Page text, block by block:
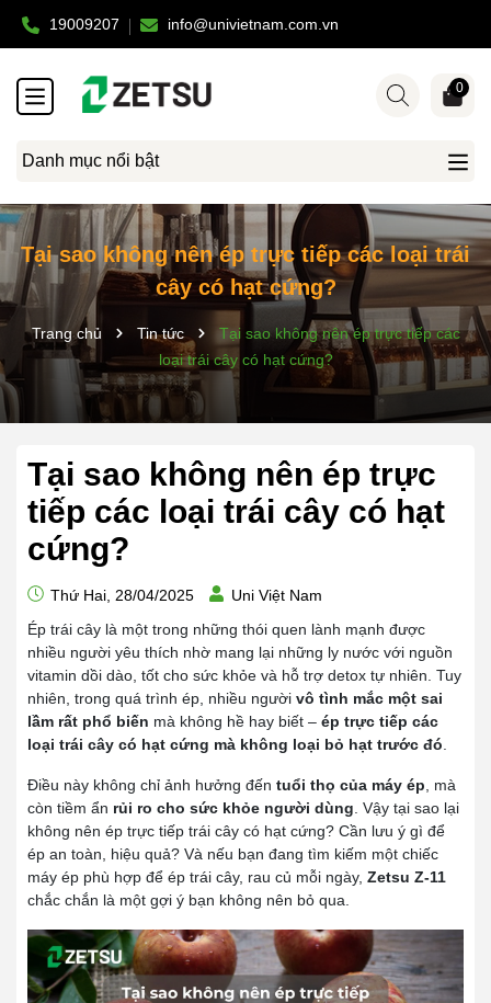
19009207 info@univietnam.com.vn
Danh mục nổi bật
0
Tại sao không nên ép trực tiếp các loại trái
cây có hạt cứng?
Trang chủ Tin tức
Tại sao không nên ép trực tiếp các
loại trái cây có hạt cứng?
Tại sao không nên ép trực
tiếp các loại trái cây có hạt
cứng?
Thứ Hai, 28/04/2025
Uni Việt Nam
Ép trái cây là một trong những thói quen lành mạnh được
nhiều người yêu thích nhờ mang lại những ly nước với nguồn
vitamin dồi dào, tốt cho sức khỏe và hỗ trợ detox tự nhiên. Tuy
nhiên, trong quá trình ép, nhiều người vô tình mắc một sai
lầm rất phổ biến mà không hề hay biết – ép trực tiếp các
loại trái cây có hạt cứng mà không loại bỏ hạt trước đó
Điều này không chỉ ảnh hưởng đến tuổi thọ của máy ép , mà
còn tiềm ẩn rủi ro cho sức khỏe người dùng . Vậy tại sao lại
không nên ép trực tiếp trái cây có hạt cứng? Cần lưu ý gì để
ép an toàn, hiệu quả? Và nếu bạn đang tìm kiếm một chiếc
máy ép phù hợp để ép trái cây, rau củ mỗi ngày, Zetsu Z-11
chắc chắn là một gợi ý bạn không nên bỏ qua.